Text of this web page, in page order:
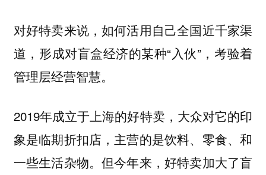
对好特卖来说，如何活用自己全国近千家渠
道，形成对盲盒经济的某种“入伙”，考验着
管理层经营智慧。
2019年成立于上海的好特卖，大众对它的印
象是临期折扣店，主营的是饮料、零食、和
一些生活杂物。但今年来，好特卖加大了盲